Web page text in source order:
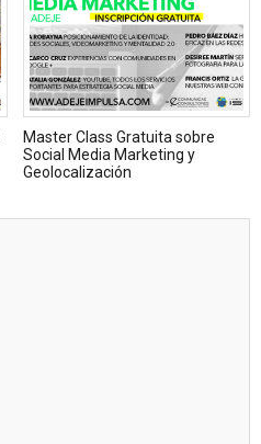
Master Class Gratuita sobre
Social Media Marketing y
Geolocalización